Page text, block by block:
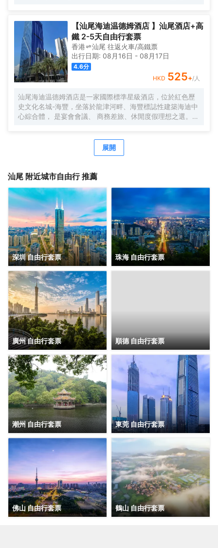
【汕尾海迪温德姆酒店 】汕尾酒店+高
鐵 2-5天自由行套票
香港 汕尾 往返火車/高鐵票
出行日期: 08月16日 - 08月17日
4.6分
HKD 525+/人
汕尾海迪温德姆酒店是一家國際標準星級酒店，位於紅色歷
史文化名城-海豐，坐落於龍津河畔、海豐標誌性建築海迪中
心綜合體， 是宴會會議、 商務差旅、休閒度假理想之選。
展開
汕尾 附近城市自由行 推薦
深圳 自由行套票 珠海 自由行套票
廣州 自由行套票 順德 自由行套票
潮州 自由行套票 東莞 自由行套票
佛山 自由行套票 鶴山 自由行套票